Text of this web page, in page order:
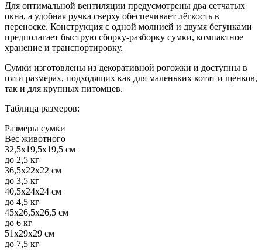
Для оптимальной вентиляции предусмотрены два сетчатых
окна, а удобная ручка сверху обеспечивает лёгкость в
переноске. Конструкция с одной молнией и двумя бегунками
предполагает быструю сборку-разборку сумки, компактное
хранение и транспортировку.
Сумки изготовлены из декоративной рогожки и доступны в
пяти размерах, подходящих как для маленьких котят и щенков,
так и для крупных питомцев.
Таблица размеров:
Размеры сумки
Вес животного
32,5х19,5х19,5 см
до 2,5 кг
36,5х22х22 см
до 3,5 кг
40,5х24х24 см
до 4,5 кг
45х26,5х26,5 см
до 6 кг
51х29х29 см
до 7,5 кг